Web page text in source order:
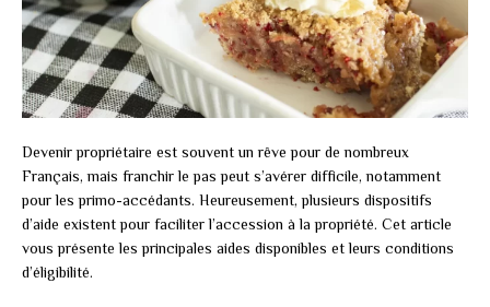
Devenir propriétaire est souvent un rêve pour de nombreux
Français, mais franchir le pas peut s’avérer difficile, notamment
pour les primo-accédants. Heureusement, plusieurs dispositifs
d’aide existent pour faciliter l’accession à la propriété. Cet article
vous présente les principales aides disponibles et leurs conditions
d’éligibilité.